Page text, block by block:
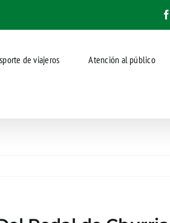
de viajeros Atención al público